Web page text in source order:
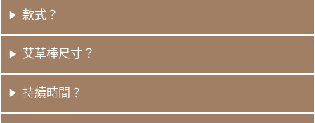
款式？
艾草棒尺寸？
持續時間？